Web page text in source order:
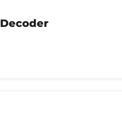
Decoder